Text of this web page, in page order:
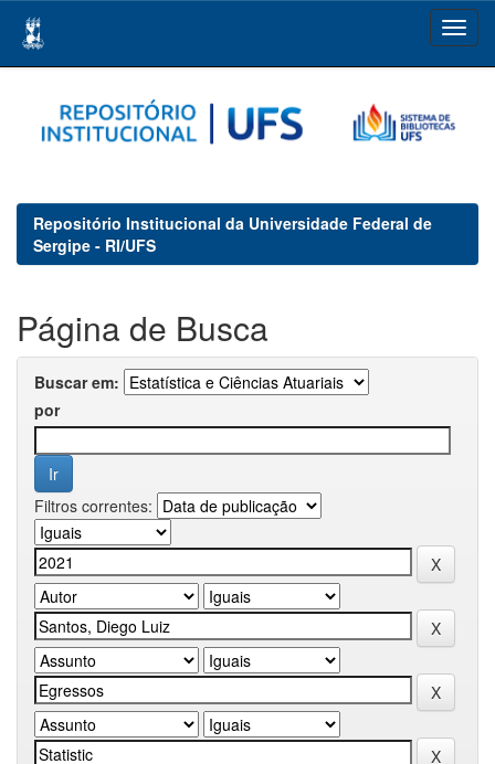
navigation
Repositório Institucional da Universidade Federal de
Sergipe - RI/UFS
Página de Busca
Buscar em:
por
Filtros correntes: